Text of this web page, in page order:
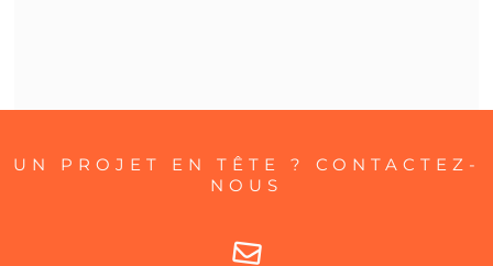
UN PROJET EN TÊTE ? CONTACTEZ-
NOUS